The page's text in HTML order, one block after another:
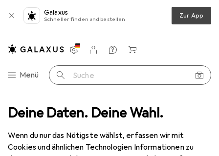
Deine Daten. Deine Wahl.
Wenn du nur das Nötigste wählst, erfassen wir mit
Cookies und ähnlichen Technologien Informationen zu
Galaxus
Schneller finden und bestellen Zur App
Navigation nach Kategorien
Menü Suche
Einstellungen
Kundenkonto
Vergleichslisten
Merklisten
Warenkorb
Outdoorjacken CMP Campagnolo Softshell Hoodie Jacke